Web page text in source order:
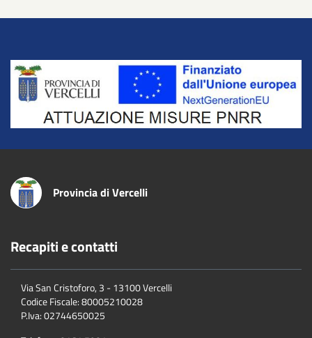
Title
Provincia di Vercelli
Recapiti e contatti
Via San Cristoforo, 3 - 13100 Vercelli
Codice Fiscale:80005210028
P.Iva:02744650025